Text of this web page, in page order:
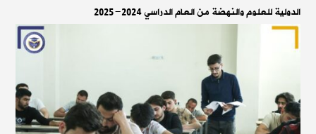
الدولية للعلوم والنهضة من العام الدراسي 2024-2025